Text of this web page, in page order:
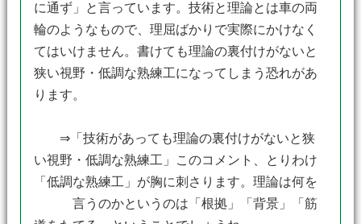
に通ず」と言っています。技術と理論とは車の両
輪のようなもので、理屈ばかりで実際にかけなく
てはいけません。書けても理論の裏付けがないと
狭い視野・低調な熟練工になってしまう恐れがあ
ります。
⇒「技術があっても理論の裏付けがないと狭
い視野・低調な熟練工」このコメント、とりわけ
「低調な熟練工」が胸に刺さります。理論は何を
言うのかというのは「根拠」「背景」「筋